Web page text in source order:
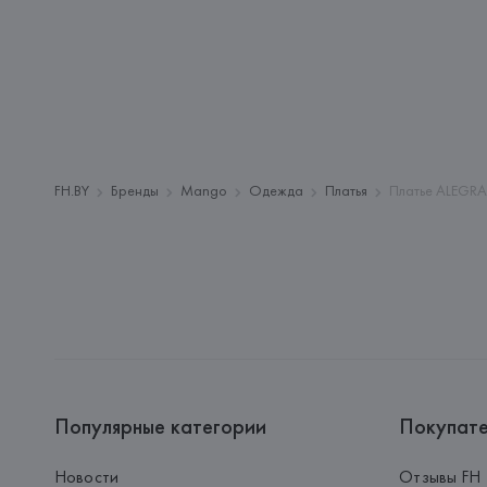
FH.BY Бренды Mango Одежда Платья Платье
Популярные категории
Новости
Отзывы FH